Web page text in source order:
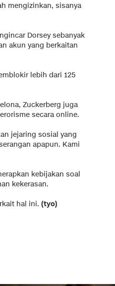
mengizinkan, sisanya
Dorsey sebanyak
akun yang berkaitan
lebih dari 125
Zuckerberg juga
secara online.
jejaring sosial yang
apapun. Kami
kebijakan soal
kekerasan.
hal ini. (tyo)